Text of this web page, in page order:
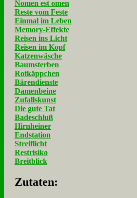
Nomen est omen
Reste vom Feste
Einmal im Leben
Memory-Effekte
Reisen ins Licht
Reisen im Kopf
Katzenwäsche
Baumsterben
Rotkäppchen
Bärendienste
Damenbeine
Zufallskunst
Die gute Tat
Badeschluß
Hirnheiner
Endstation
Streiflicht
Restrisiko
Breitblick
Zu­ta­ten: